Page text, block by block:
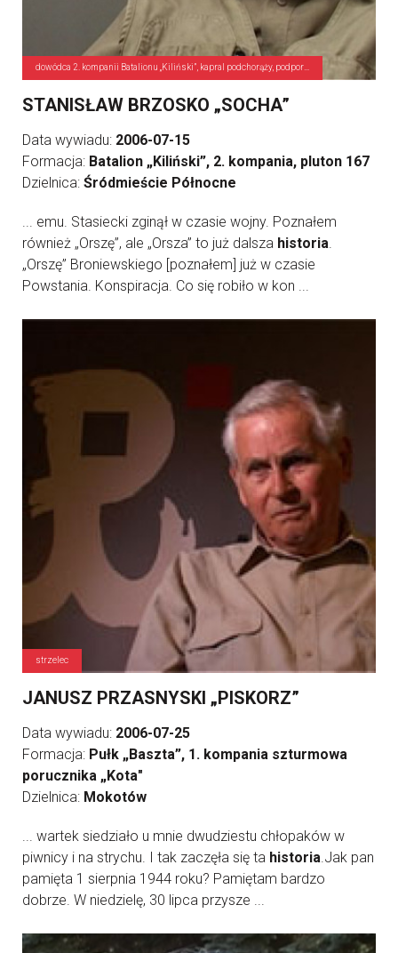
STANISŁAW BRZOSKO „SOCHA”
Data wywiadu: 2006-07-15
Formacja: Batalion „Kiliński”, 2. kompania, pluton 167
Dzielnica: Śródmieście Północne
... emu. Stasiecki zginął w czasie wojny. Poznałem
również „Orszę”, ale „Orsza” to już dalsza historia.
„Orszę” Broniewskiego [poznałem] już w czasie
Powstania. Konspiracja. Co się robiło w kon ...
strzelec
JANUSZ PRZASNYSKI „PISKORZ”
Data wywiadu: 2006-07-25
Formacja: Pułk „Baszta”, 1. kompania szturmowa
porucznika „Kota"
Dzielnica: Mokotów
... wartek siedziało u mnie dwudziestu chłopaków w
piwnicy i na strychu. I tak zaczęła się ta historia.Jak pan
pamięta 1 sierpnia 1944 roku? Pamiętam bardzo
dobrze. W niedzielę, 30 lipca przysze ...